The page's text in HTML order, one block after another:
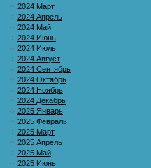
2024 Март
2024 Апрель
2024 Май
2024 Июнь
2024 Июль
2024 Август
2024 Сентябрь
2024 Октябрь
2024 Ноябрь
2024 Декабрь
2025 Январь
2025 Февраль
2025 Март
2025 Апрель
2025 Май
2025 Июнь